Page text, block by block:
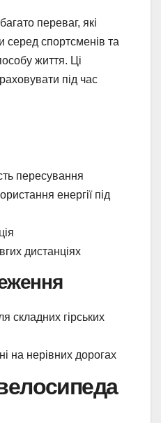
переваг, які
серед спортсменів та
життя. Ці
під час
пересування
енергії під
дистанціях
складних гірських
на нерівних дорогах